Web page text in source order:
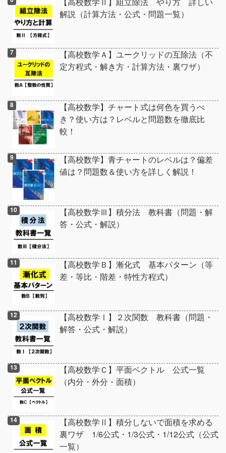
解説（計算方法・公式・問題一覧）
【高校数学Ａ】ユークリッドの互除法（不
定方程式・解き方・計算方法・裏ワザ）
【高校数学】チャート式は何色を買うべ
き？使い方は？レベルと問題数を徹底比
較！
【高校数学】青チャートのレベルは？偏差
値は？問題数＆使い方を詳しく解説！
【高校数学Ⅲ】積分法 教科書（問題・解
答・公式・解説）
【高校数学Ｂ】漸化式 基本パターン（等
差・等比・階差・特性方程式）
【高校数学Ⅰ】２次関数 教科書（問題・
解答・公式・解説）
【高校数学Ｃ】平面ベクトル 公式一覧
（内分・外分・面積）
【高校数学Ⅱ】積分しないで面積を求める
裏ワザ 1/6公式・1/3公式・1/12公式（公式
一覧）